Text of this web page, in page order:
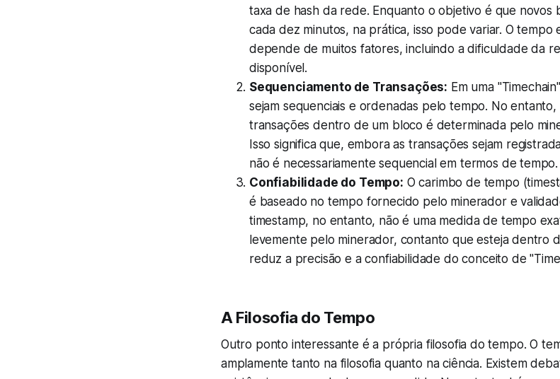
taxa de hash da rede. Enquanto o objetivo é que novos
cada dez minutos, na prática, isso pode variar. O
depende de muitos fatores, incluindo a dificuldade da
disponível.
Sequenciamento de Transações: Em uma
sejam sequenciais e ordenadas pelo tempo. No
transações dentro de um bloco é determinada pelo
Isso significa que, embora as transações sejam
não é necessariamente sequencial em termos de tempo.
Confiabilidade do Tempo: O carimbo de tempo
é baseado no tempo fornecido pelo minerador e
timestamp, no entanto, não é uma medida de tempo
levemente pelo minerador, contanto que esteja dentro
reduz a precisão e a confiabilidade do conceito de
A Filosofia do Tempo
Outro ponto interessante é a própria filosofia do tempo. O
amplamente tanto na filosofia quanto na ciência. Existem